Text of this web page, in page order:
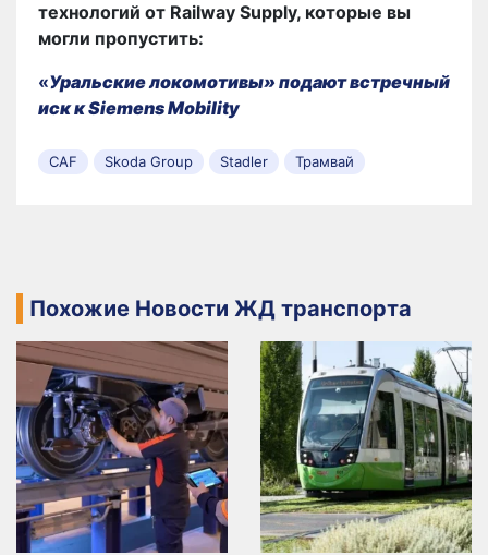
технологий от Railway Supply, которые вы
могли пропустить:
«Уральские локомотивы» подают встречный
иск к Siemens Mobility
CAF Skoda Group Stadler Трамвай
Похожие Новости ЖД транспорта